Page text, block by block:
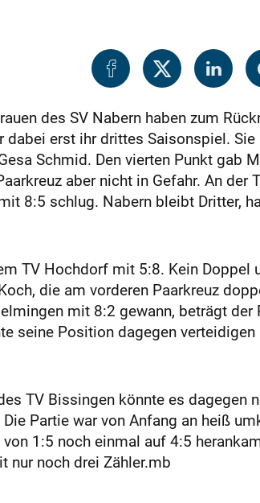
des SV Nabern haben zum
dabei erst ihr drittes Saisonspiel.
Schmid. Den vierten Punkt gab
aber nicht in Gefahr. An
8:5 schlug. Nabern bleibt Dritter,
TV Hochdorf mit 5:8. Kein
die am vorderen Paarkreuz
mit 8:2 gewann, beträgt
seine Position dagegen
TV Bissingen könnte es dagegen
Partie war von Anfang an heiß
1:5 noch einmal auf 4:5
nur noch drei Zähler.mb